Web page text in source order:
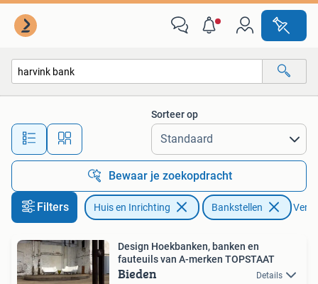
Alle afstanden…
Sorteer op
Bewaar je zoekopdracht
Filters Huis en Inrichting Bankstellen
Design Hoekbanken, banken en
fauteuils van A-merken TOPSTAAT
Bieden Details